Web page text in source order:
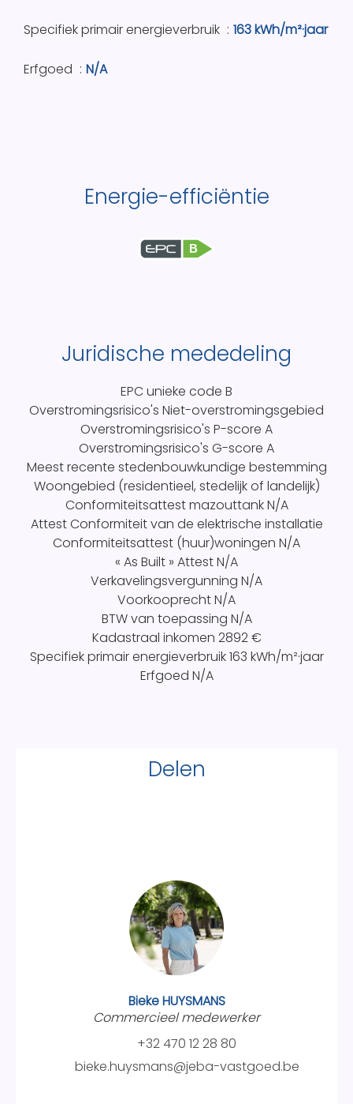
Specifiek primair energieverbruik 163 kWh/m²·jaar
Erfgoed N/A
Energie-efficiëntie
B
Juridische mededeling
EPC unieke code B
Overstromingsrisico's Niet-overstromingsgebied
Overstromingsrisico's P-score A
Overstromingsrisico's G-score A
Meest recente stedenbouwkundige bestemming
Woongebied (residentieel, stedelijk of landelijk)
Conformiteitsattest mazouttankN/A
Attest Conformiteit van de elektrische installatie
Conformiteitsattest (huur)woningen N/A
« As Built » AttestN/A
Verkavelingsvergunning N/A
VoorkooprechtN/A
BTW van toepassing N/A
Kadastraal inkomen 2892 €
Specifiek primair energieverbruik163 kWh/m²·jaar
Erfgoed N/A
Delen
Bieke HUYSMANS
Commercieel medewerker
+32 470 12 28 80
bieke.huysmans@jeba-vastgoed.be